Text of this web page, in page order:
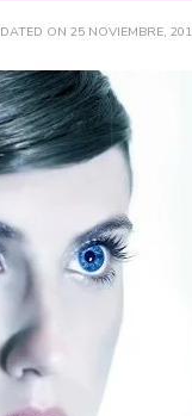
ON 25 NOVIEMBRE,